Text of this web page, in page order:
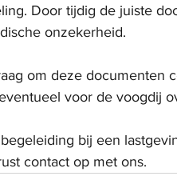
Door tijdig de juiste
onzekerheid.
om deze documenten
voor de voogdij
bij een
contact op met ons.